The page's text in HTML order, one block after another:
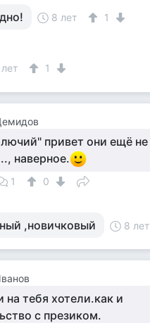
8 лет 1
1
привет они ещё не
наверное.
1 0
,новичковый 8 лет
на тебя хотели.как и
с презиком.